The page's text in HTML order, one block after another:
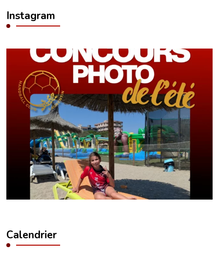
Instagram
Calendrier